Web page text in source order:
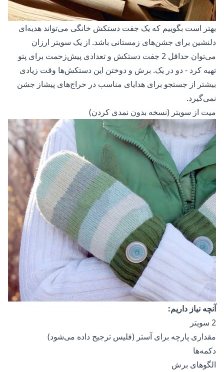
بهتر است بگوییم که یک جفت دستکش خانگی می‌تواند هدیه‌ای
دلنشین برای جشن‌های زمستانی باشد. از یک سویتر ارزان
می‌توان حداقل 2 جفت دستکش و تعدادی پیش‌زحمت برای
پتو
تهیه کرد - دو در یک. برش و دوختن این دستکش‌ها وقت زیادی
بیشتر از جستجو برای هدایای مناسب در حراج‌های پیشاز جشن
نمی‌گیرد.
میت از سویتر (نسخه بدون نمدی کردن)
آنچه نیاز داریم:
2 سویتر
مقداری پارچه برای آستر (فلیس ترجیح داده می‌شود)
دکمه‌ها
الگوهای برش